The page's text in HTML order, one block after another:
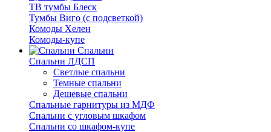
ТВ тумбы Блеск
Тумбы Виго (с подсветкой)
Комоды Хелен
Комоды-купе
Спальни
Спальни ЛДСП
Светлые спальни
Темные спальни
Дешевые спальни
Спальные гарнитуры из МДФ
Спальни с угловым шкафом
Спальни со шкафом-купе